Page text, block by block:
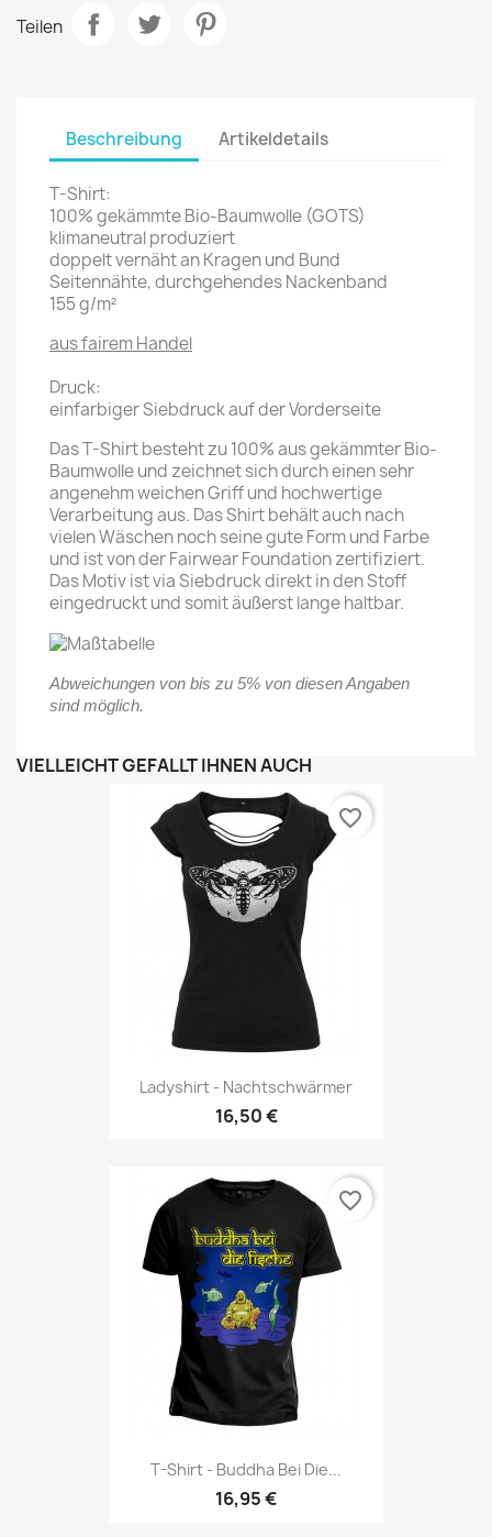
Teilen
Beschreibung Artikeldetails
T-Shirt:
100% gekämmte Bio-Baumwolle (GOTS)
klimaneutral produziert
doppelt vernäht an Kragen und Bund
Seitennähte, durchgehendes Nackenband
155 g/m²
aus fairem Handel
Druck:
einfarbiger Siebdruck auf der Vorderseite
Das T-Shirt besteht zu 100% aus gekämmter Bio-
Baumwolle und zeichnet sich durch einen sehr
angenehm weichen Griff und hochwertige
Verarbeitung aus. Das Shirt behält auch nach
vielen Wäschen noch seine gute Form und Farbe
und ist von der Fairwear Foundation zertifiziert.
Das Motiv ist via Siebdruck direkt in den Stoff
eingedruckt und somit äußerst lange haltbar.
Abweichungen von bis zu 5% von diesen Angaben
sind möglich.
VIELLEICHT GEFÄLLT IHNEN AUCH
Ladyshirt - Nachtschwärmer
16,50 €
favorite_border
T-Shirt - Buddha Bei Die...
16,95 €
favorite_border